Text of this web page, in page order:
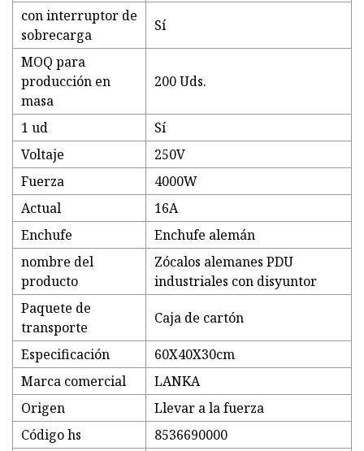
con interruptor de
sobrecarga
Sí
MOQ para
producción en
masa
200 Uds.
1 ud
Sí
Voltaje
250V
Fuerza
4000W
Actual
16A
Enchufe
Enchufe alemán
nombre del
producto
Zócalos alemanes PDU
industriales con disyuntor
Paquete de
transporte
Caja de cartón
Especificación
60X40X30cm
Marca comercial
LANKA
Origen
Llevar a la fuerza
Código hs
8536690000